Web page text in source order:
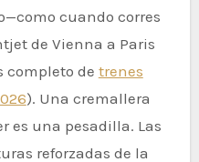
cuando corres
de Vienna a Paris
completo de trenes
). Una cremallera
es una pesadilla. Las
reforzadas de la